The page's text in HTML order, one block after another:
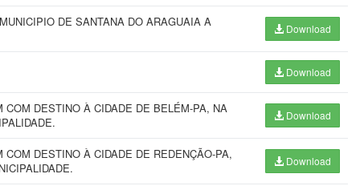
DE SANTANA DO ARAGUAIA A Download
Download
DESTINO À CIDADE DE BELÉM-PA, NA
Download
DESTINO À CIDADE DE REDENÇÃO-PA,
Download